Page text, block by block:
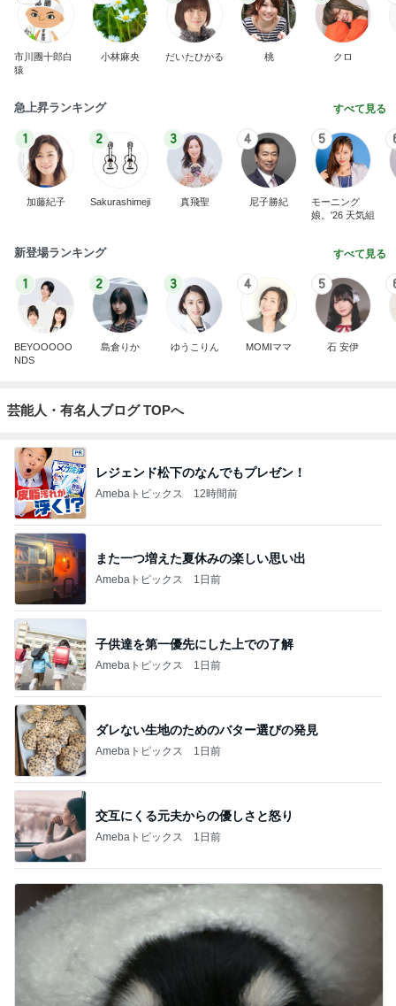
市川團十郎白
猿
小林麻央 だいたひかる 桃 クロ
急上昇ランキング すべて見る
1
加藤紀子
2
Sakurashimeji
3
真飛聖
4
尼子勝紀
5
モーニング
娘。'26 天気組
新登場ランキング すべて見る
1
BEYOOOOO
NDS
2
島倉りか
3
ゆうこりん
4
MOMIママ
5
石 安伊
芸能人・有名人ブログ TOPへ
レジェンド松下のなんでもプレゼン！
Amebaトピックス 12時間前
また一つ増えた夏休みの楽しい思い出
Amebaトピックス 1日前
子供達を第一優先にした上での了解
Amebaトピックス 1日前
ダレない生地のためのバター選びの発見
Amebaトピックス 1日前
交互にくる元夫からの優しさと怒り
Amebaトピックス 1日前